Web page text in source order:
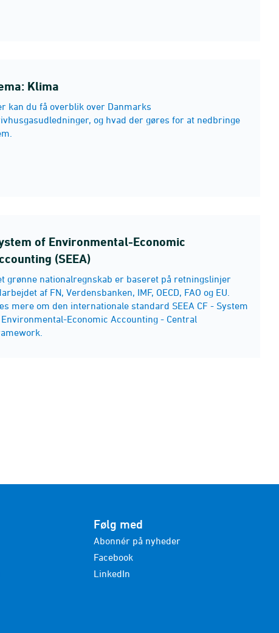
Klima
kan du få overblik over Danmarks
og hvad der gøres for at nedbringe
of Environmental-Economic
(SEEA)
grønne nationalregnskab er baseret på retningslinjer
af FN, Verdensbanken, IMF, OECD, FAO og EU.
mere om den internationale standard SEEA CF - System
Economic Accounting - Central
Følg med
Abonnér på nyheder
Facebook
LinkedIn